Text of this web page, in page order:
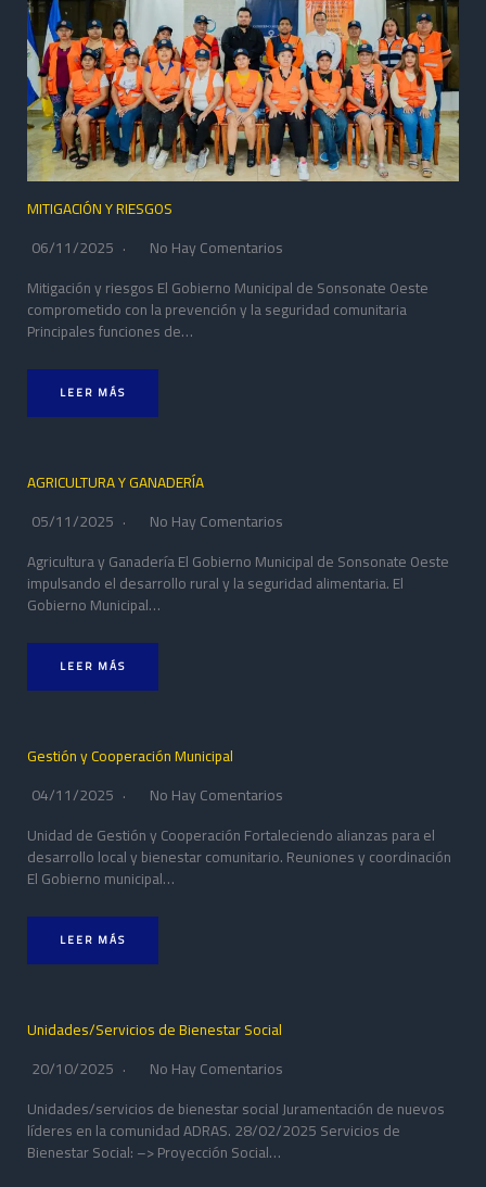
MITIGACIÓN Y RIESGOS
06/11/2025
No Hay Comentarios
Mitigación y riesgos El Gobierno Municipal de Sonsonate Oeste
comprometido con la prevención y la seguridad comunitaria
Principales funciones de…
LEER MÁS
AGRICULTURA Y GANADERÍA
05/11/2025
No Hay Comentarios
Agricultura y Ganadería El Gobierno Municipal de Sonsonate Oeste
impulsando el desarrollo rural y la seguridad alimentaria. El
Gobierno Municipal…
LEER MÁS
Gestión y Cooperación Municipal
04/11/2025
No Hay Comentarios
Unidad de Gestión y Cooperación Fortaleciendo alianzas para el
desarrollo local y bienestar comunitario. Reuniones y coordinación
El Gobierno municipal…
LEER MÁS
Unidades/Servicios de Bienestar Social
20/10/2025
No Hay Comentarios
Unidades/servicios de bienestar social Juramentación de nuevos
líderes en la comunidad ADRAS. 28/02/2025 Servicios de
Bienestar Social: –> Proyección Social…